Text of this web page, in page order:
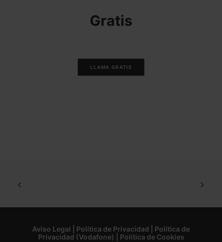
Gratis
LLAMA GRATIS
Aviso Legal Política de Privacidad
Política de
Privacidad (Vodafone)
Política de Cookies